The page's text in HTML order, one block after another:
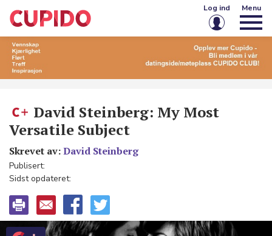
Log ind
E-mail eller brugernavn
Husk mig på denne enhed
Menu
David Steinberg: My Most
Versatile Subject
Skrevet av:David Steinberg
Publisert:
Sidst opdateret: